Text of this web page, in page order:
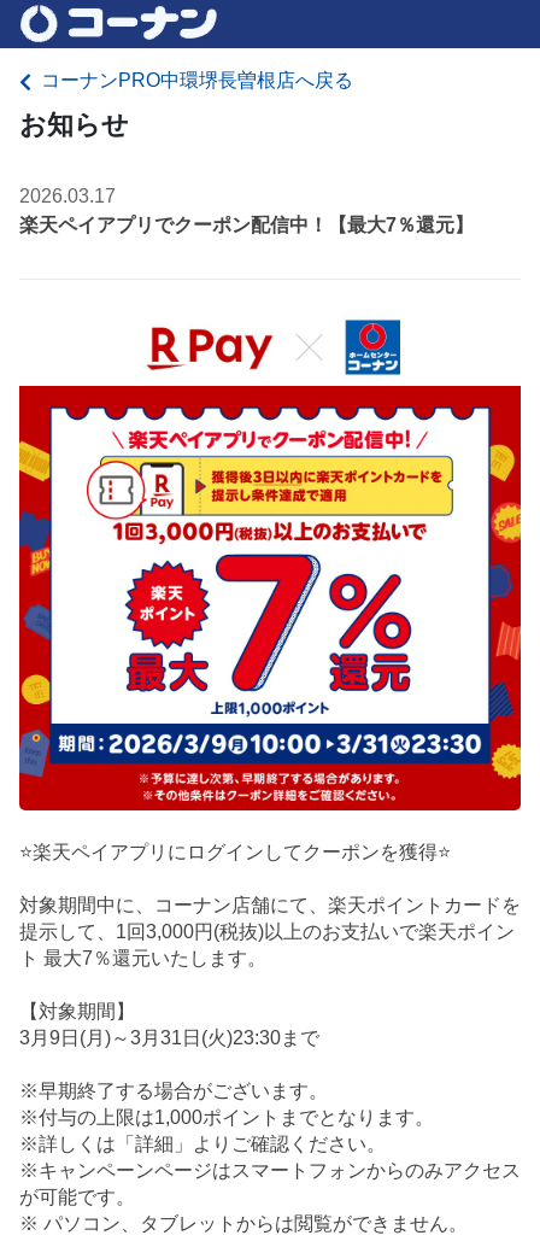
コーナンPRO中環堺長曽根店へ戻る
お知らせ
2026.03.17
楽天ペイアプリでクーポン配信中！【最大7％還元】
⭐楽天ペイアプリにログインしてクーポンを獲得⭐
対象期間中に、コーナン店舗にて、楽天ポイントカードを
提示して、1回3,000円(税抜)以上のお支払いで楽天ポイン
ト 最大7％還元いたします。
【対象期間】
3月9日(月)～3月31日(火)23:30まで
※早期終了する場合がございます。
※付与の上限は1,000ポイントまでとなります。
※詳しくは「詳細」よりご確認ください。
※キャンペーンページはスマートフォンからのみアクセス
が可能です。
※ パソコン、タブレットからは閲覧ができません。